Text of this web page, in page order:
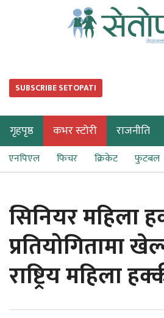
SUBSCRIBE SETOPATI
गृहपृष्ठ कभर स्टोरी राजनीति
एनपिएल फिचर क्रिकेट फुटबल
सिनियर महिला
प्रतियोगितामा
राष्ट्रिय महिला